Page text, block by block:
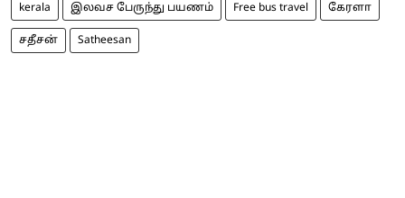
kerala இலவச பேருந்து பயணம் Free bus travel கேரளா
சதீசன் Satheesan